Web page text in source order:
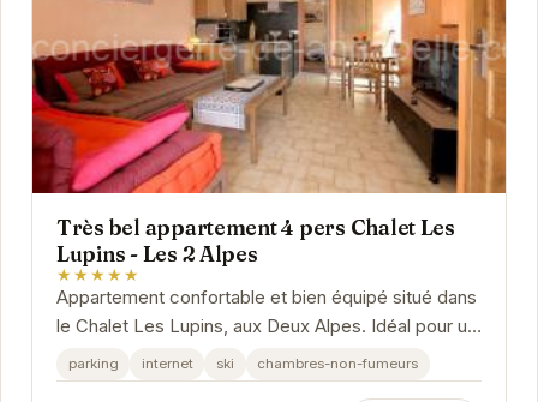
Très bel appartement 4 pers Chalet Les
Lupins - Les 2 Alpes
★★★★★
Appartement confortable et bien équipé situé dans
le Chalet Les Lupins, aux Deux Alpes. Idéal pour un
séjour en famille ou entre amis, cet...
parking internet ski chambres-non-fumeurs